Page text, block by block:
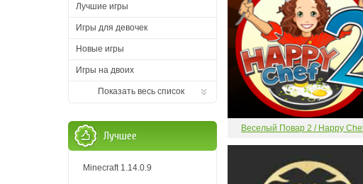
Веселый Повар 2 / Happy
Лучшие игры
Игры для девочек
Новые игры
Игры на двоих
Показать весь список
Лучшее
Minecraft 1.14.0.9